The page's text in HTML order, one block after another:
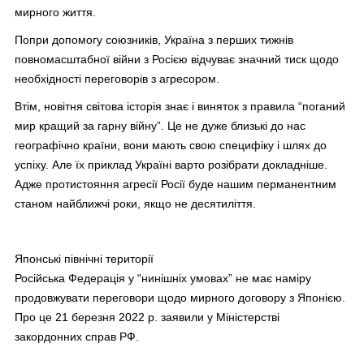
мирного життя.
Попри допомогу союзників, Україна з перших тижнів
повномасштабної війни з Росією відчуває значний тиск щодо
необхідності переговорів з агресором.
Втім, новітня світова історія знає і виняток з правила “поганий
мир кращий за гарну війну”. Це не дуже близькі до нас
географічно країни, вони мають свою специфіку і шлях до
успіху. Але їх приклад Україні варто розібрати докладніше.
Адже протистояння агресії Росії буде нашим перманентним
станом найближчі роки, якщо не десятиліття.
Японські північні території
Російська Федерація у “нинішніх умовах” не має наміру
продовжувати переговори щодо мирного договору з Японією.
Про це 21 березня 2022 р. заявили у Міністерстві
закордонних справ РФ.